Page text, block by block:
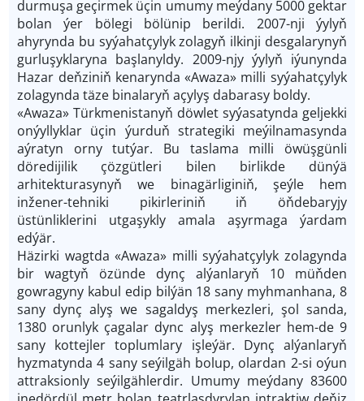
durmuşa geçirmek üçin umumy meýdany 5000 gektar
bolan ýer bölegi bölünip berildi. 2007-nji ýylyň
ahyrynda bu syýahatçylyk zolagyň ilkinji desgalarynyň
gurluşyklaryna başlanyldy. 2009-njy ýylyň iýunynda
Hazar deňziniň kenarynda «Awaza» milli syýahatçylyk
zolagynda täze binalaryň açylyş dabarasy boldy.
«Awaza» Türkmenistanyň döwlet syýasatynda geljekki
onýyllyklar üçin ýurduň strategiki meýilnamasynda
aýratyn orny tutýar. Bu taslama milli öwüşgünli
döredijilik çözgütleri bilen birlikde dünýä
arhitekturasynyň we binagärliginiň, şeýle hem
inžener-tehniki pikirleriniň iň öňdebaryjy
üstünliklerini utgaşykly amala aşyrmaga ýardam
edýär.
Häzirki wagtda «Awaza» milli syýahatçylyk zolagynda
bir wagtyň özünde dynç alýanlaryň 10 müňden
gowragyny kabul edip bilýän 18 sany myhmanhana, 8
sany dynç alyş we sagaldyş merkezleri, şol sanda,
1380 orunlyk çagalar dync alyş merkezler hem-de 9
sany kottejler toplumlary işleýär. Dynç alýanlaryň
hyzmatynda 4 sany seýilgäh bolup, olardan 2-si oýun
attraksionly seýilgählerdir. Umumy meýdany 83600